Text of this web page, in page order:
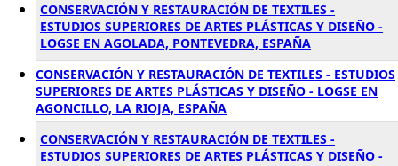
CONSERVACIÓN Y RESTAURACIÓN DE TEXTILES -
ESTUDIOS SUPERIORES DE ARTES PLÁSTICAS Y DISEÑO -
LOGSE EN AGOLADA, PONTEVEDRA, ESPAÑA
CONSERVACIÓN Y RESTAURACIÓN DE TEXTILES - ESTUDIOS
SUPERIORES DE ARTES PLÁSTICAS Y DISEÑO - LOGSE EN
AGONCILLO, LA RIOJA, ESPAÑA
CONSERVACIÓN Y RESTAURACIÓN DE TEXTILES -
ESTUDIOS SUPERIORES DE ARTES PLÁSTICAS Y DISEÑO -